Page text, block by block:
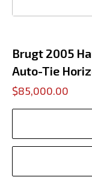
Brugt 2005
Auto-Tie
$85,000.00